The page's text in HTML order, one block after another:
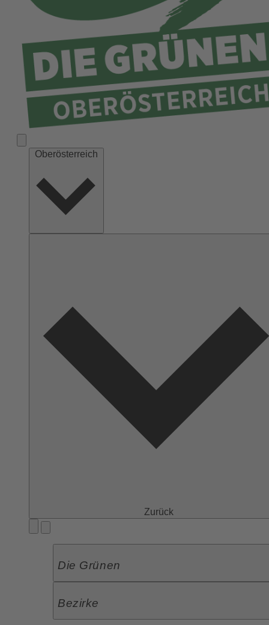
Ried
Schärding
Steyr
Steyr-Land
Urfahr-Umgebung
Vöcklabruck
Oberösterreich
Zurück
Die Grünen
Bezirke